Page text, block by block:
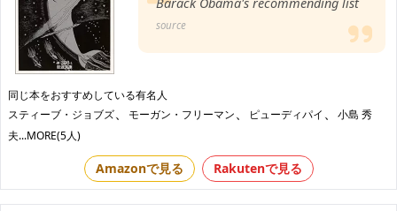
source
同じ本をおすすめしている有名人
スティーブ・ジョブズ、 モーガン・フリーマン、 ピューディパイ 、
小島 秀
夫...MORE(5人)
Amazonで見る Rakutenで見る